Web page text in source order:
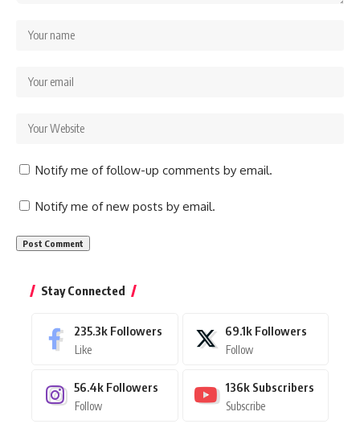
Notify me of follow-up comments by email.
Notify me of new posts by email.
Stay Connected
235.3k Followers
Like
69.1k Followers
Follow
56.4k Followers
Follow
136k Subscribers
Subscribe